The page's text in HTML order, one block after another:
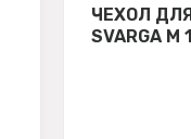
ЧЕХОЛ
SVARGA М